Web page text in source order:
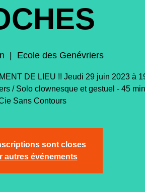
Ecole des Genévriers
DE LIEU !! Jeudi 29 juin 2023 à
/ Solo clownesque et gestuel - 45
Sans Contours
sont closes
autres événements